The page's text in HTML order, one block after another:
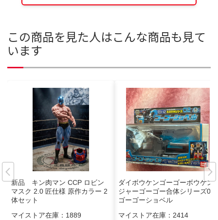
この商品を見た人はこんな商品も見て
います
新品 キン肉マン CCP ロビン
マスク 2.0 匠仕様 原作カラー 2
体セット
マイストア在庫： 1889
ダイボウケンゴーゴーボウケン
ジャーゴーゴー合体シリーズ02.
ゴーゴーショベル
マイストア在庫： 2414